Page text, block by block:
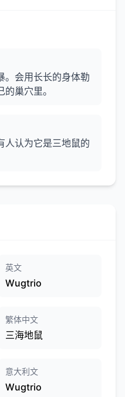
。会用长长的身体勒
巢穴里。
人认为它是三地鼠的
英文
Wugtrio
繁体中文
三海地鼠
意大利文
Wugtrio